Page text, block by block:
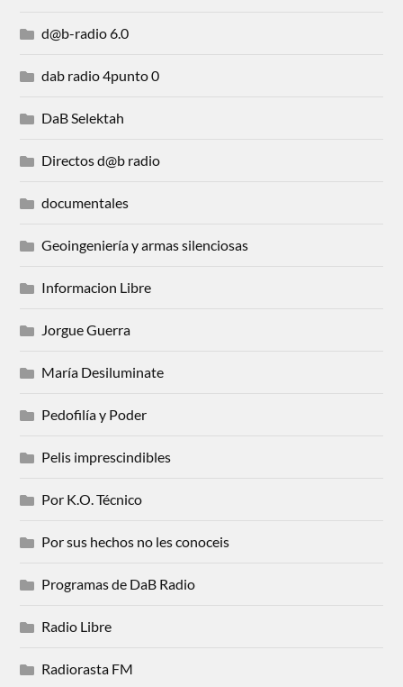
d@b-radio 6.0
dab radio 4punto 0
DaB Selektah
Directos d@b radio
documentales
Geoingeniería y armas silenciosas
Informacion Libre
Jorgue Guerra
María Desiluminate
Pedofilía y Poder
Pelis imprescindibles
Por K.O. Técnico
Por sus hechos no les conoceis
Programas de DaB Radio
Radio Libre
Radiorasta FM